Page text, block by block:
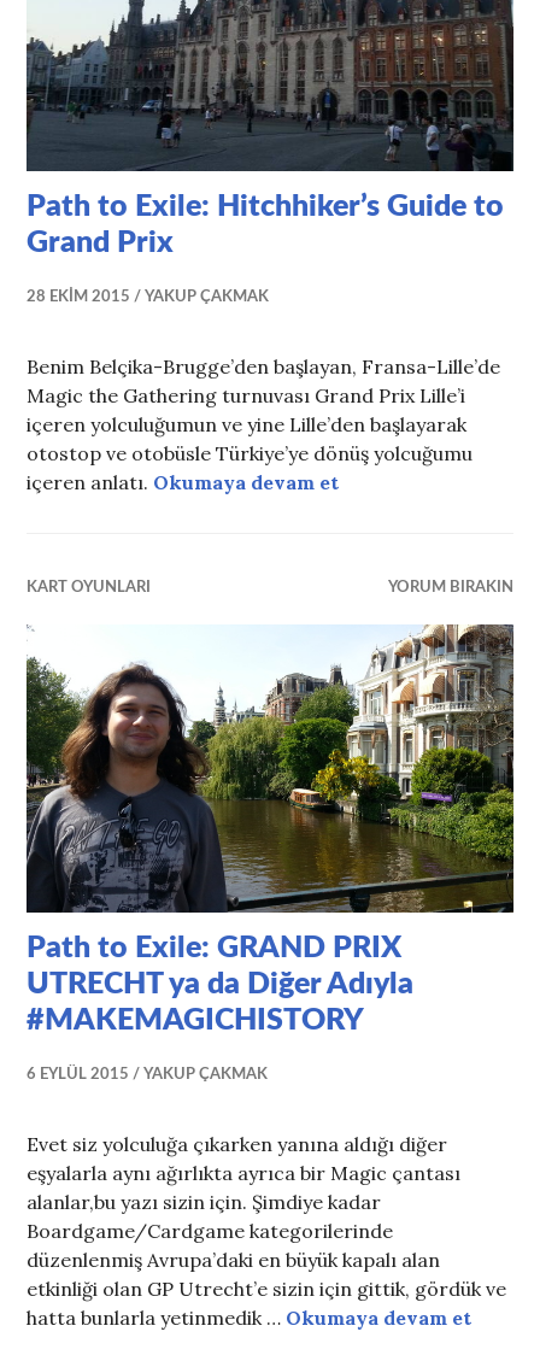
Path to Exile: Hitchhiker’s Guide to
Grand Prix
28 EKIM 2015 YAKUP ÇAKMAK
Benim Belçika-Brugge’den başlayan, Fransa-Lille’de
Magic the Gathering turnuvası Grand Prix Lille’i
içeren yolculuğumun ve yine Lille’den başlayarak
otostop ve otobüsle Türkiye’ye dönüş yolcuğumu
içeren anlatı. Okumaya devam etPath to Exile:
KART OYUNLARI YORUM BIRAKIN
Path to Exile: GRAND PRIX
UTRECHT ya da Diğer Adıyla
#MAKEMAGICHISTORY
6 EYLÜL 2015 YAKUP ÇAKMAK
Evet siz yolculuğa çıkarken yanına aldığı diğer
eşyalarla aynı ağırlıkta ayrıca bir Magic çantası
alanlar,bu yazı sizin için. Şimdiye kadar
Boardgame/Cardgame kategorilerinde
düzenlenmiş Avrupa’daki en büyük kapalı alan
etkinliği olan GP Utrecht’e sizin için gittik, gördük ve
hatta bunlarla yetinmedik … Okumaya devam etPath